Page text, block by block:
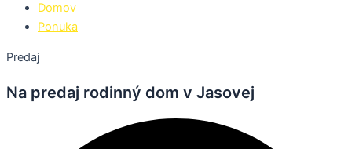
Domov
Ponuka
Predaj
Na predaj rodinný dom v Jasovej